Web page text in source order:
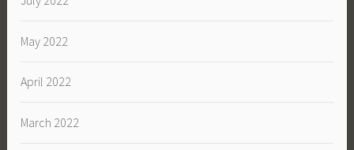
May 2022
April 2022
March 2022